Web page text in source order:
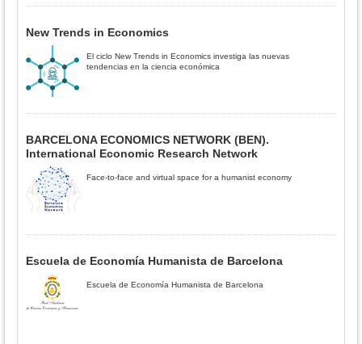
New Trends in Economics
El ciclo New Trends in Economics investiga las nuevas
tendencias en la ciencia económica
BARCELONA ECONOMICS NETWORK (BEN).
International Economic Research Network
Face-to-face and virtual space for a humanist economy
Escuela de Economía Humanista de Barcelona
Escuela de Economía Humanista de Barcelona